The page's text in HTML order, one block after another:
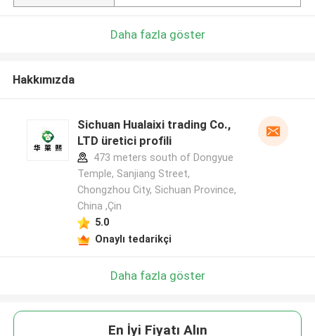
Daha fazla göster
Hakkımızda
Sichuan Hualaixi trading Co.,
LTD üretici profili
473 meters south of Dongyue
Temple, Sanjiang Street,
Chongzhou City, Sichuan Province,
China ,Çin
5.0
Onaylı tedarikçi
Daha fazla göster
En İyi Fiyatı Alın